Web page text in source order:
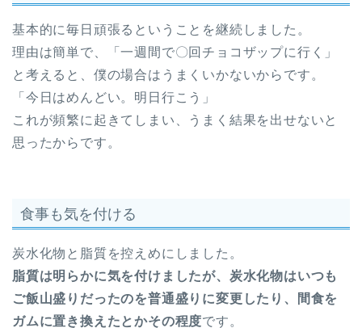
基本的に毎日頑張るということを継続しました。
理由は簡単で、「一週間で〇回チョコザップに行く」
と考えると、僕の場合はうまくいかないからです。
「今日はめんどい。明日行こう」
これが頻繁に起きてしまい、うまく結果を出せないと
思ったからです。
食事も気を付ける
炭水化物と脂質を控えめにしました。
脂質は明らかに気を付けましたが、炭水化物はいつも
ご飯山盛りだったのを普通盛りに変更したり、間食を
ガムに置き換えたとかその程度です。